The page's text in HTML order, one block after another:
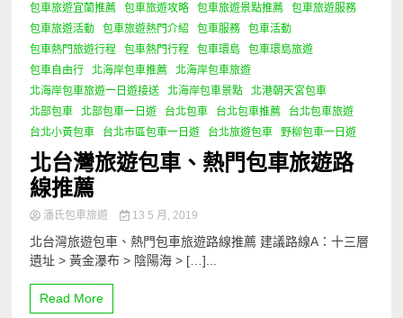
包車旅遊宜蘭推薦
包車旅遊攻略 包車旅遊景點推薦
包車旅遊服務
包車旅遊活動
包車旅遊熱門介紹 包車服務
包車活動
包車熱門旅遊行程
包車熱門行程 包車環島
包車環島旅遊
包車自由行
北海岸包車推薦
北海岸包車旅遊
北海岸包車旅遊一日遊接送
北海岸包車景點
北港朝天宮包車
北部包車
北部包車一日遊 台北包車 台北包車推薦
台北包車旅遊
台北小黃包車
台北市區包車一日遊 台北旅遊包車 野柳包車一日遊
北台灣旅遊包車、熱門包車旅遊路
線推薦
潘氏包車旅遊 13 5 月, 2019
北台灣旅遊包車、熱門包車旅遊路線推薦 建議路線A：十三層
遺址 > 黃金瀑布 > 陰陽海 > […]...
Read More